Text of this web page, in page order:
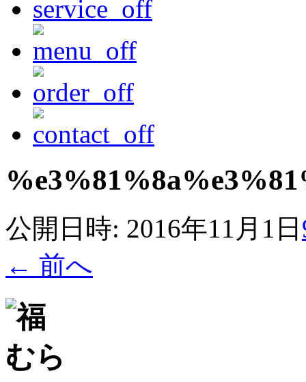
公開日時: 2016年11月1日
← 前へ